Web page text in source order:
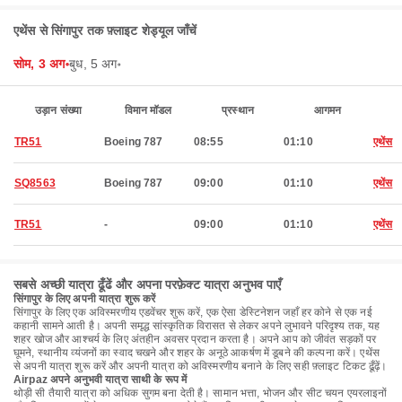
एथेंस से सिंगापुर तक फ़्लाइट शेड्यूल जाँचें
सोम, 3 अग॰बुध, 5 अग॰
उड़ान संख्या विमान मॉडल प्रस्थान आगमन
TR51 Boeing 787 08:55 01:10 एथेंस
SQ8563 Boeing 787 09:00 01:10 एथेंस
TR51 - 09:00 01:10 एथेंस
सबसे अच्छी यात्रा ढूँढें और अपना परफ़ेक्ट यात्रा अनुभव पाएँ
सिंगापुर के लिए अपनी यात्रा शुरू करें
सिंगापुर के लिए एक अविस्मरणीय एडवेंचर शुरू करें, एक ऐसा डेस्टिनेशन जहाँ हर कोने से एक नई
कहानी सामने आती है। अपनी समृद्ध सांस्कृतिक विरासत से लेकर अपने लुभावने परिदृश्य तक, यह
शहर खोज और आश्चर्य के लिए अंतहीन अवसर प्रदान करता है। अपने आप को जीवंत सड़कों पर
घूमने, स्थानीय व्यंजनों का स्वाद चखने और शहर के अनूठे आकर्षण में डूबने की कल्पना करें। एथेंस
से अपनी यात्रा शुरू करें और अपनी यात्रा को अविस्मरणीय बनाने के लिए सही फ़्लाइट टिकट ढूँढ़ें।
Airpaz अपने अनुभवी यात्रा साथी के रूप में
थोड़ी सी तैयारी यात्रा को अधिक सुगम बना देती है। सामान भत्ता, भोजन और सीट चयन एयरलाइनों